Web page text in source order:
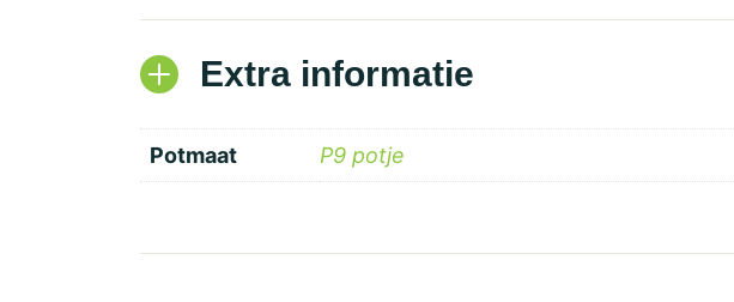
Extra informatie
Potmaat P9 potje